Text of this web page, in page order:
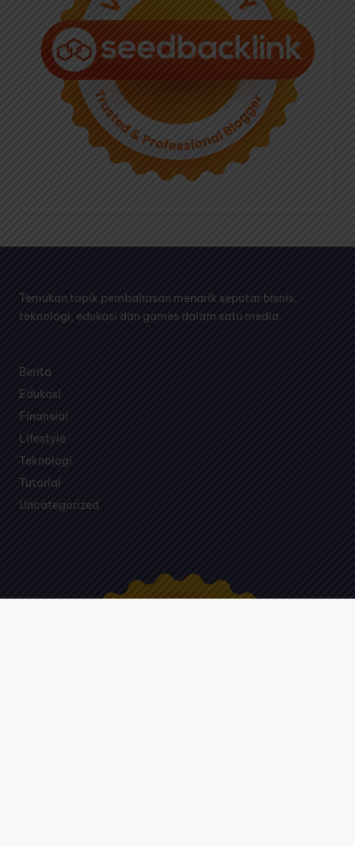
Temukan topik pembahasan menarik seputar bisnis,
teknologi, edukasi dan games dalam satu media.
Berita
Edukasi
Finansial
Lifestyle
Teknologi
Tutorial
Uncategorized